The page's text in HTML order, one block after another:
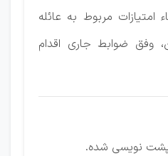
مربوط به عائله
ضوابط جاری اقدام